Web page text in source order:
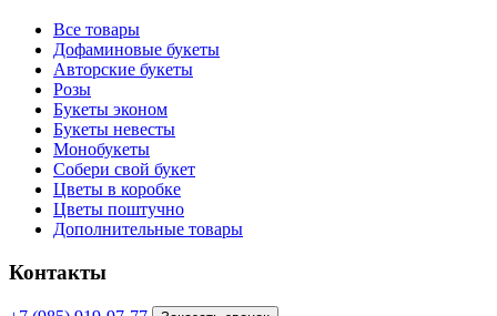
Все товары
Дофаминовые букеты
Авторские букеты
Розы
Букеты эконом
Букеты невесты
Монобукеты
Собери свой букет
Цветы в коробке
Цветы поштучно
Дополнительные товары
Контакты